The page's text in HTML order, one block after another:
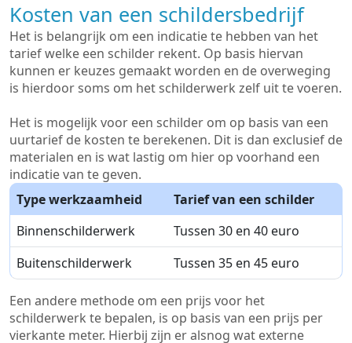
Kosten van een schildersbedrijf
Het is belangrijk om een indicatie te hebben van het
tarief welke een schilder rekent. Op basis hiervan
kunnen er keuzes gemaakt worden en de overweging
is hierdoor soms om het schilderwerk zelf uit te voeren.
Het is mogelijk voor een schilder om op basis van een
uurtarief de kosten te berekenen. Dit is dan exclusief de
materialen en is wat lastig om hier op voorhand een
indicatie van te geven.
Type werkzaamheid
Tarief van een schilder
Binnenschilderwerk
Tussen 30 en 40 euro
Buitenschilderwerk
Tussen 35 en 45 euro
Een andere methode om een prijs voor het
schilderwerk te bepalen, is op basis van een prijs per
vierkante meter. Hierbij zijn er alsnog wat externe